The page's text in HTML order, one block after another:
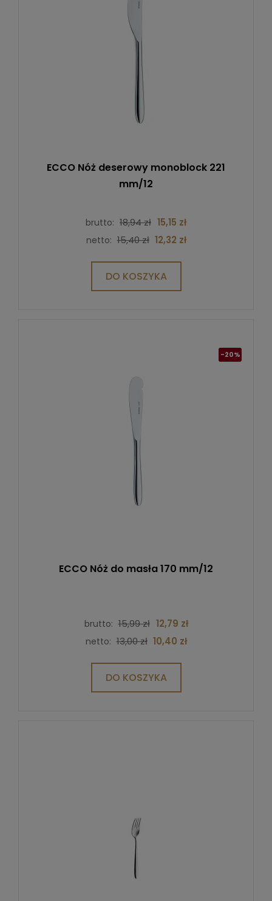
ECCO Nóż deserowy monoblock 221
mm/12
brutto: 18,94 zł 15,15 zł
netto: 15,40 zł 12,32 zł
DO KOSZYKA
-20%
ECCO Nóż do masła 170 mm/12
brutto: 15,99 zł 12,79 zł
netto: 13,00 zł 10,40 zł
DO KOSZYKA